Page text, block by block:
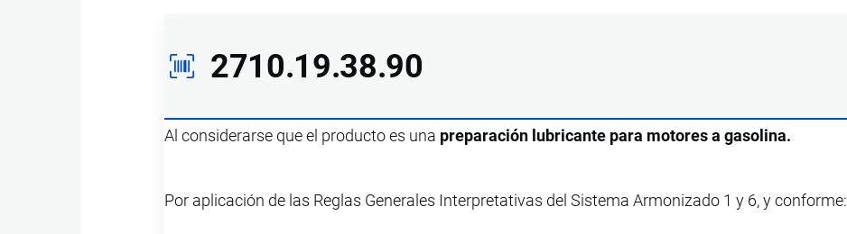
2710.19.38.90
Al considerarse que el producto es una preparación lubricante para motores a gasolina.
Por aplicación de las Reglas Generales Interpretativas del Sistema Armonizado 1 y 6, y conforme: